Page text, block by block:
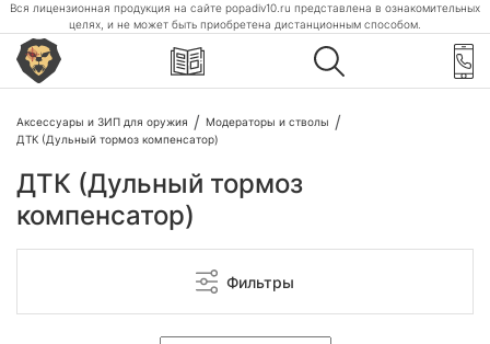
Вся лицензионная продукция на сайте popadiv10.ru представлена в ознакомительных
целях, и не может быть приобретена дистанционным способом.
Аксессуары и ЗИП для оружия
Модераторы и стволы
ДТК (Дульный тормоз компенсатор)
ДТК (Дульный тормоз
компенсатор)
Фильтры